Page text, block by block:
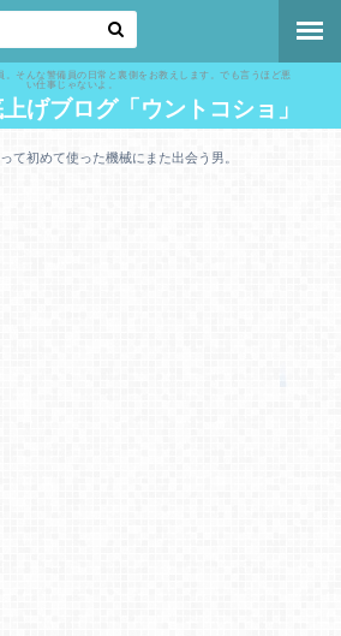
。そんな警備員の日常と裏側をお教えします。でも言うほど悪
い仕事じゃないよ。
げブログ「ウントコショ」
て初めて使った機械にまた出会う男。